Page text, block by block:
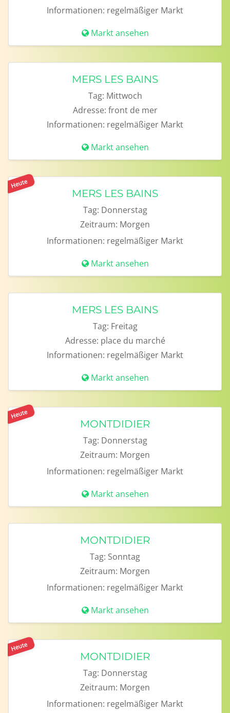
Informationen: regelmäßiger Markt
Markt ansehen
MERS LES BAINS
Tag: Mittwoch
Adresse: front de mer
Informationen: regelmäßiger Markt
Markt ansehen
Heute
MERS LES BAINS
Tag: Donnerstag
Zeitraum: Morgen
Informationen: regelmäßiger Markt
Markt ansehen
MERS LES BAINS
Tag: Freitag
Adresse: place du marché
Informationen: regelmäßiger Markt
Markt ansehen
Heute
MONTDIDIER
Tag: Donnerstag
Zeitraum: Morgen
Informationen: regelmäßiger Markt
Markt ansehen
MONTDIDIER
Tag: Sonntag
Zeitraum: Morgen
Informationen: regelmäßiger Markt
Markt ansehen
Heute
MONTDIDIER
Tag: Donnerstag
Zeitraum: Morgen
Informationen: regelmäßiger Markt